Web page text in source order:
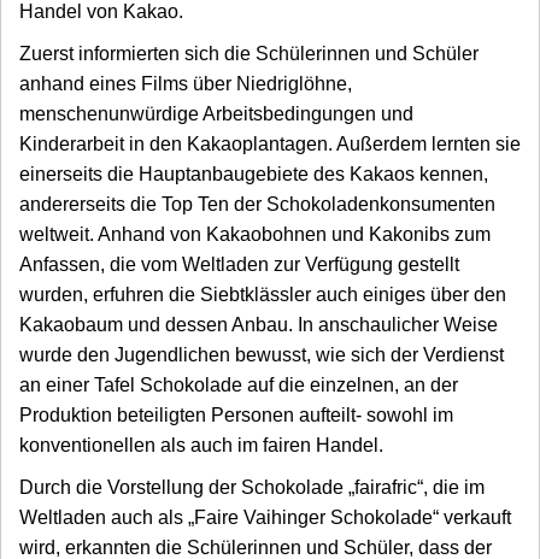
Handel von Kakao.
Zuerst informierten sich die Schülerinnen und Schüler
anhand eines Films über Niedriglöhne,
menschenunwürdige Arbeitsbedingungen und
Kinderarbeit in den Kakaoplantagen. Außerdem lernten sie
einerseits die Hauptanbaugebiete des Kakaos kennen,
andererseits die Top Ten der Schokoladenkonsumenten
weltweit. Anhand von Kakaobohnen und Kakonibs zum
Anfassen, die vom Weltladen zur Verfügung gestellt
wurden, erfuhren die Siebtklässler auch einiges über den
Kakaobaum und dessen Anbau. In anschaulicher Weise
wurde den Jugendlichen bewusst, wie sich der Verdienst
an einer Tafel Schokolade auf die einzelnen, an der
Produktion beteiligten Personen aufteilt- sowohl im
konventionellen als auch im fairen Handel.
Durch die Vorstellung der Schokolade „fairafric“, die im
Weltladen auch als „Faire Vaihinger Schokolade“ verkauft
wird, erkannten die Schülerinnen und Schüler, dass der